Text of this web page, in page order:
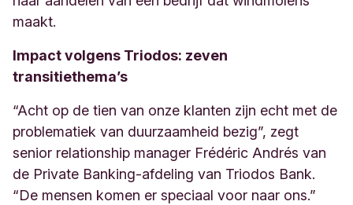
maakt.
Impact volgens Triodos: zeven
transitiethema’s
“Acht op de tien van onze klanten zijn echt met de
problematiek van duurzaamheid bezig”, zegt
senior relationship manager Frédéric Andrés van
de Private Banking-afdeling van Triodos Bank.
“De mensen komen er speciaal voor naar ons.”